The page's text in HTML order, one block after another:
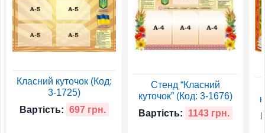
Класний куточок (Код:
3-1725)
Вартість: 697 грн.
Стенд “Класний
куточок” (Код: 3-1676)
Вартість:
1143 грн.